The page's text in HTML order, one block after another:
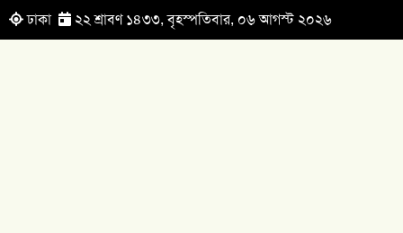
ঢাকা ২২ শ্রাবণ ১৪৩৩, বৃহস্পতিবার, ০৬ আগস্ট ২০২৬